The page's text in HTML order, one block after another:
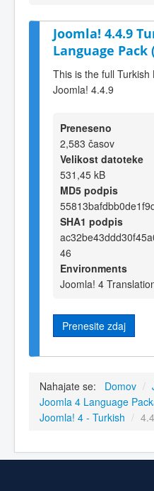
Joomla! 4.4.9
Language Pack
This is the full
Joomla! 4.4.9
Preneseno
2,583 časov
Velikost datoteke
531,45 kB
MD5 podpis
SHA1 podpis
46
Environments
Joomla! 4
Prenesite zdaj
Nahajate se: Domov /
Joomla 4 Language
Joomla! 4 - Turkish /